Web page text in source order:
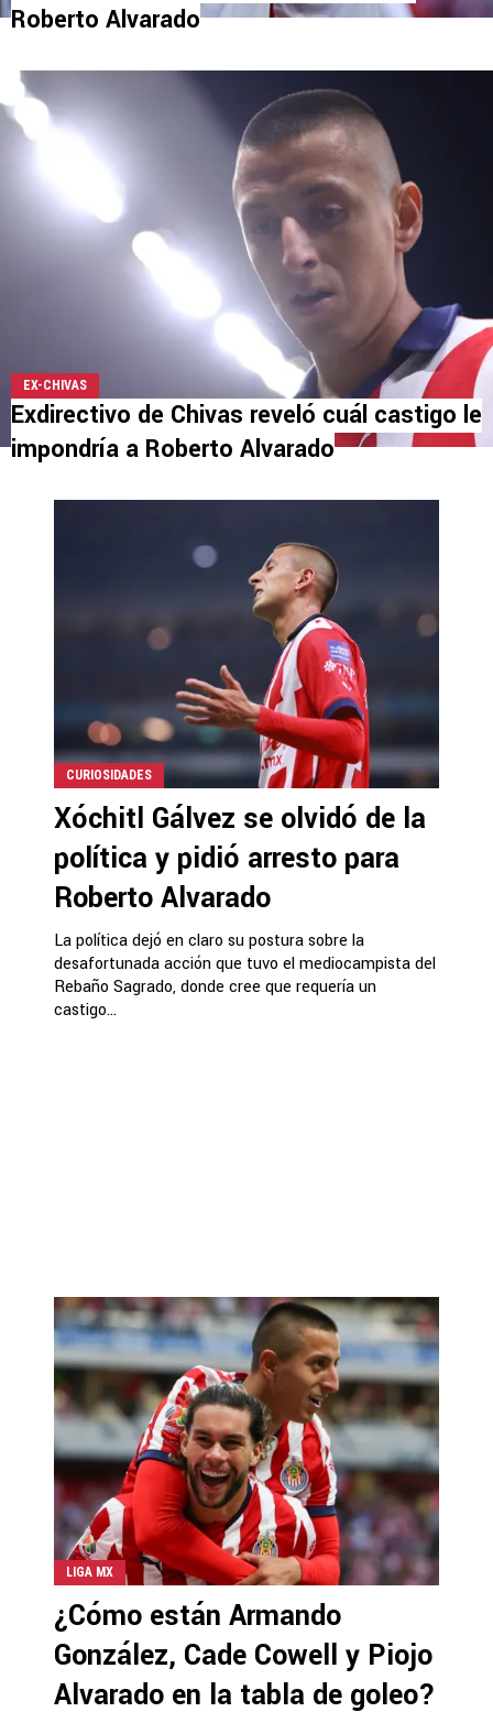
Roberto Alvarado
EX-CHIVAS
Exdirectivo de Chivas reveló cuál castigo le
impondría a Roberto Alvarado
CURIOSIDADES
Xóchitl Gálvez se olvidó de la
política y pidió arresto para
Roberto Alvarado
La política dejó en claro su postura sobre la
desafortunada acción que tuvo el mediocampista del
Rebaño Sagrado, donde cree que requería un
castigo...
LIGA MX
¿Cómo están Armando
González, Cade Cowell y Piojo
Alvarado en la tabla de goleo?